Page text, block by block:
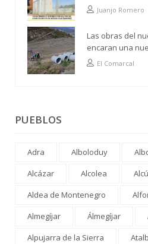
alusión al
Juanjo Romero
Las obras del
encaran una
El Comarcal
PUEBLOS
Adra Alboloduy
Alcázar
Alcolea
Aldea de Montenegro
Almegíjar
Álmegíjar
Alpujarra de la Sierra